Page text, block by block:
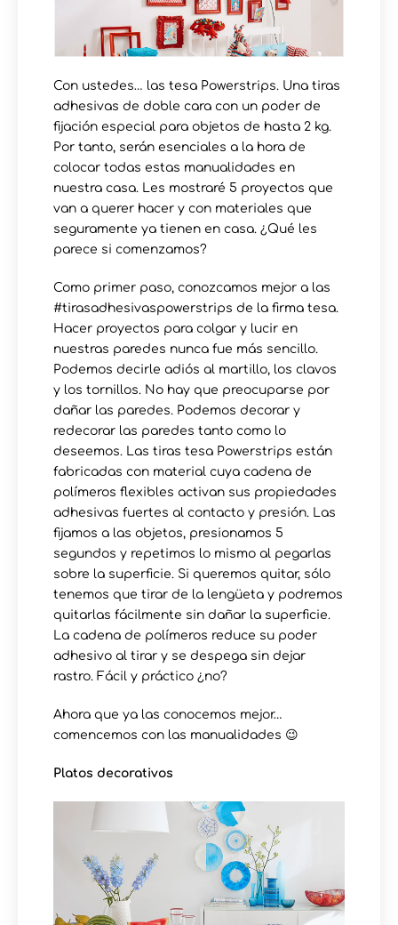
Con ustedes… las tesa Powerstrips. Una tiras
adhesivas de doble cara con un poder de
fijación especial para objetos de hasta 2 kg.
Por tanto, serán esenciales a la hora de
colocar todas estas manualidades en
nuestra casa. Les mostraré 5 proyectos que
van a querer hacer y con materiales que
seguramente ya tienen en casa. ¿Qué les
parece si comenzamos?
Como primer paso, conozcamos mejor a las
#tirasadhesivaspowerstrips de la firma tesa.
Hacer proyectos para colgar y lucir en
nuestras paredes nunca fue más sencillo.
Podemos decirle adiós al martillo, los clavos
y los tornillos. No hay que preocuparse por
dañar las paredes. Podemos decorar y
redecorar las paredes tanto como lo
deseemos. Las tiras tesa Powerstrips están
fabricadas con material cuya cadena de
polímeros flexibles activan sus propiedades
adhesivas fuertes al contacto y presión. Las
fijamos a las objetos, presionamos 5
segundos y repetimos lo mismo al pegarlas
sobre la superficie. Si queremos quitar, sólo
tenemos que tirar de la lengüeta y podremos
quitarlas fácilmente sin dañar la superficie.
La cadena de polímeros reduce su poder
adhesivo al tirar y se despega sin dejar
rastro. Fácil y práctico ¿no?
Ahora que ya las conocemos mejor…
comencemos con las manualidades 😉
Platos decorativos